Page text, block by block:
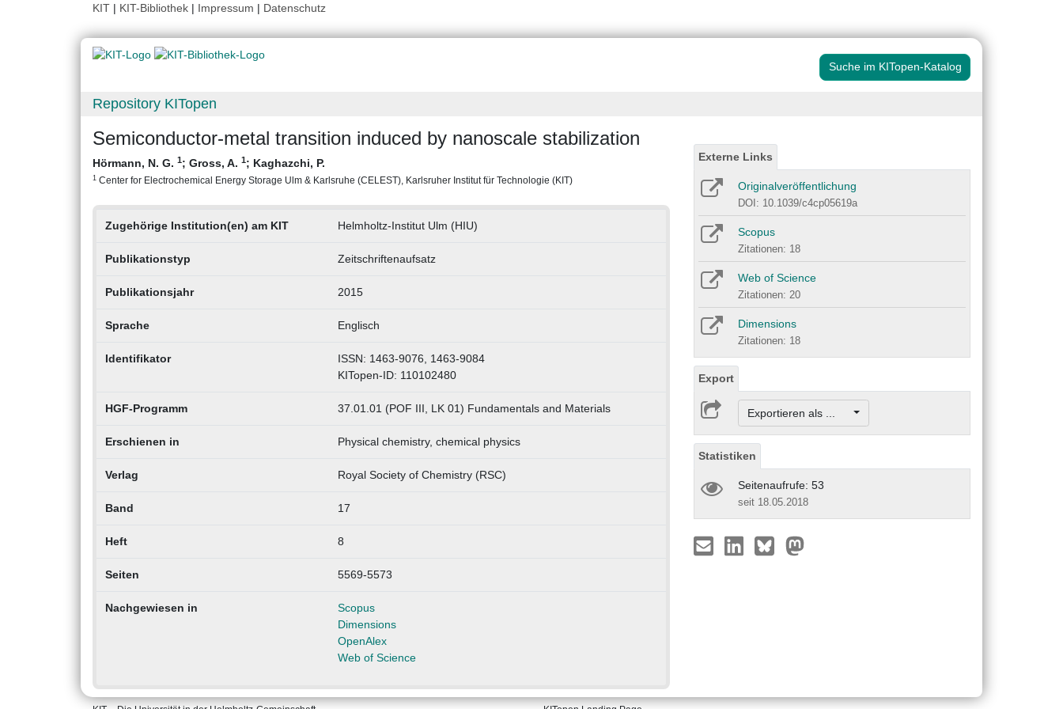
KIT | KIT-Bibliothek | Impressum | Datenschutz
Suche im KITopen-Katalog
Repository KITopen
Semiconductor-metal transition induced by nanoscale stabilization
Hörmann, N. G. 1; Gross, A. 1; Kaghazchi, P.
1 Center for Electrochemical Energy Storage Ulm & Karlsruhe (CELEST), Karlsruher Institut für Technologie (KIT)
Zugehörige Institution(en) am KIT Helmholtz-Institut Ulm (HIU)
Publikationstyp Zeitschriftenaufsatz
Publikationsjahr 2015
Sprache Englisch
Identifikator
ISSN: 1463-9076, 1463-9084
KITopen-ID: 110102480
HGF-Programm 37.01.01 (POF III, LK 01) Fundamentals and Materials
Erschienen in Physical chemistry, chemical physics
Verlag Royal Society of Chemistry (RSC)
Band 17
Heft 8
Seiten 5569-5573
Nachgewiesen in
Scopus
Dimensions
OpenAlex
Web of Science
Externe Links
Originalveröffentlichung
DOI: 10.1039/c4cp05619a
Scopus
Zitationen: 18
Web of Science
Zitationen: 20
Dimensions
Zitationen: 18
Export
Exportieren als ...
Statistiken
Seitenaufrufe: 53
seit 18.05.2018